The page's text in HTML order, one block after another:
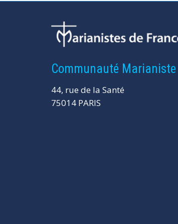
Communauté Marianiste
44, rue de la Santé
75014 PARIS